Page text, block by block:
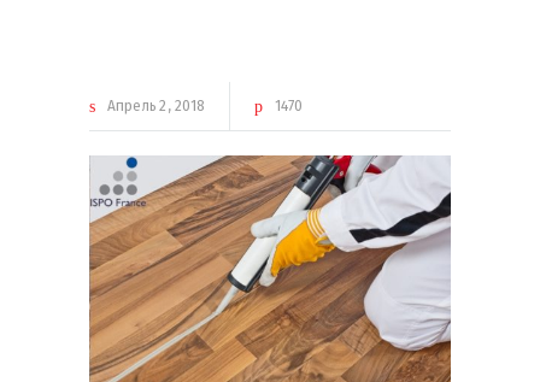
Апрель 2 2018 1470